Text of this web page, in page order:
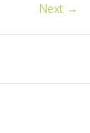
Next →